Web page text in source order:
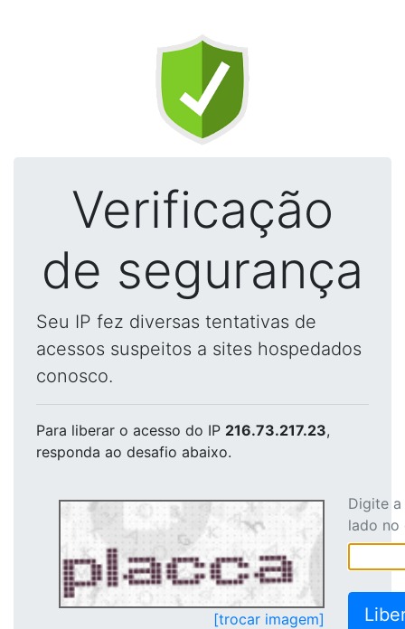
Verificação
de segurança
Seu IP fez diversas tentativas de
acessos suspeitos a sites hospedados
conosco.
Para liberar o acesso do IP 216.73.217.23,
responda ao desafio abaixo.
[trocar imagem]
Digite
lado no